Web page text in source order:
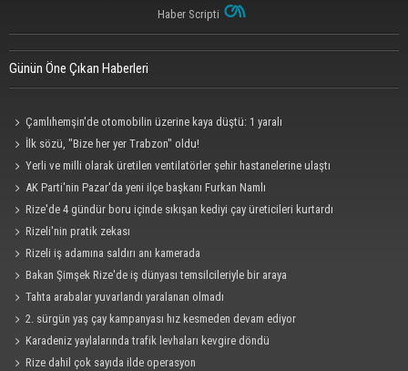
Haber Scripti
Günün Öne Çıkan Haberleri
Çamlıhemşin'de otomobilin üzerine kaya düştü: 1 yaralı
İlk sözü, "Bize her yer Trabzon" oldu!
Yerli ve milli olarak üretilen ventilatörler şehir hastanelerine ulaştı
AK Parti'nin Pazar'da yeni ilçe başkanı Furkan Namlı
Rize'de 4 gündür boru içinde sıkışan kediyi çay üreticileri kurtardı
Rizeli'nin pratik zekası
Rizeli iş adamına saldırı anı kamerada
Bakan Şimşek Rize'de iş dünyası temsilcileriyle bir araya
Tahta arabalar yuvarlandı yaralanan olmadı
2. sürgün yaş çay kampanyası hız kesmeden devam ediyor
Karadeniz yaylalarında trafik levhaları kevgire döndü
Rize dahil çok sayıda ilde operasyon